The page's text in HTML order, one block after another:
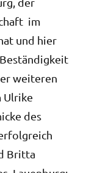
im
und hier
weiteren
Ulrike
des
Britta